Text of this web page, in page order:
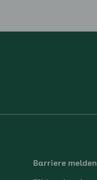
Barriere melden